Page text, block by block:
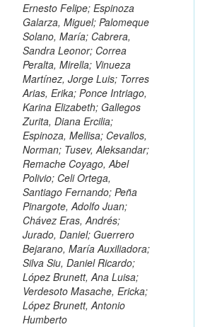
Ernesto Felipe; Espinoza
Galarza, Miguel; Palomeque
Solano, María; Cabrera,
Sandra Leonor; Correa
Peralta, Mirella; Vinueza
Martínez, Jorge Luis; Torres
Arias, Erika; Ponce Intriago,
Karina Elizabeth; Gallegos
Zurita, Diana Ercilia;
Espinoza, Mellisa; Cevallos,
Norman; Tusev, Aleksandar;
Remache Coyago, Abel
Polivio; Celi Ortega,
Santiago Fernando; Peña
Pinargote, Adolfo Juan;
Chávez Eras, Andrés;
Jurado, Daniel; Guerrero
Bejarano, María Auxiliadora;
Silva Siu, Daniel Ricardo;
López Brunett, Ana Luisa;
Verdesoto Masache, Ericka;
López Brunett, Antonio
Humberto